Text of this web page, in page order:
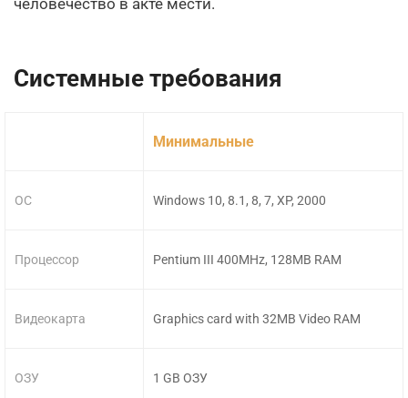
человечество в акте мести.
Системные требования
ОС
Процессор
Видеокарта
ОЗУ
Минимальные
Windows 10, 8.1, 8, 7, XP, 2000
Pentium III 400MHz, 128MB RAM
Graphics card with 32MB Video RAM
1 GB ОЗУ